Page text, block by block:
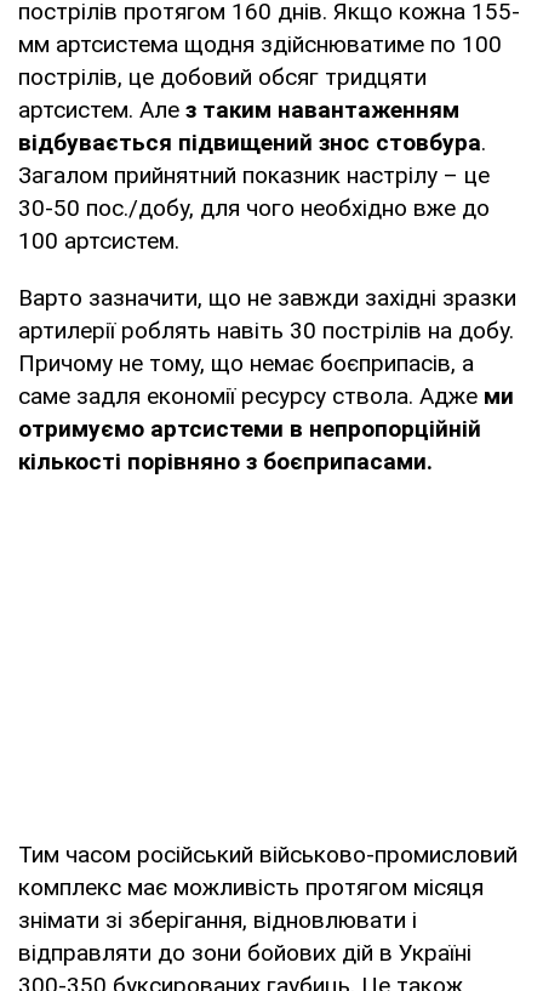
пострілів протягом 160 днів. Якщо кожна 155-
мм артсистема щодня здійснюватиме по 100
пострілів, це добовий обсяг тридцяти
артсистем. Але з таким навантаженням
відбувається підвищений знос стовбура.
Загалом прийнятний показник настрілу – це
30-50 пос./добу, для чого необхідно вже до
100 артсистем.
Варто зазначити, що не завжди західні зразки
артилерії роблять навіть 30 пострілів на добу.
Причому не тому, що немає боєприпасів, а
саме задля економії ресурсу ствола. Адже ми
отримуємо артсистеми в непропорційній
кількості порівняно з боєприпасами.
Тим часом російський військово-промисловий
комплекс має можливість протягом місяця
знімати зі зберігання, відновлювати і
відправляти до зони бойових дій в Україні